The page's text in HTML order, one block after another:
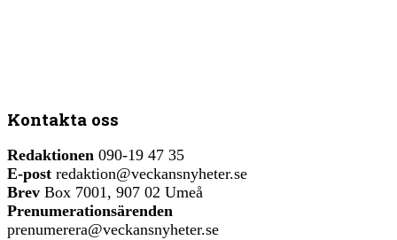
Kontakta oss
Redaktionen 090-19 47 35
E-post redaktion@veckansnyheter.se
Brev Box 7001, 907 02 Umeå
Prenumerationsärenden
prenumerera@veckansnyheter.se